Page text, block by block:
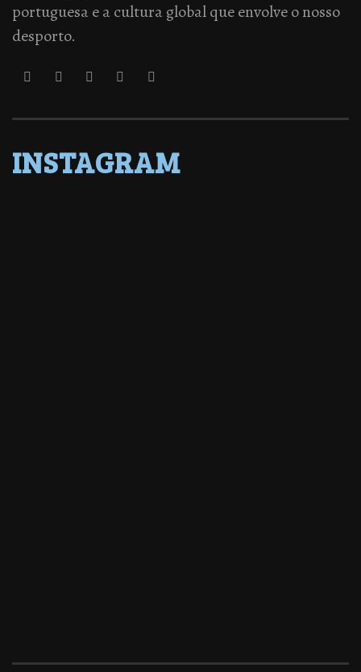
portuguesa e a cultura global que envolve o nosso
desporto.
INSTAGRAM